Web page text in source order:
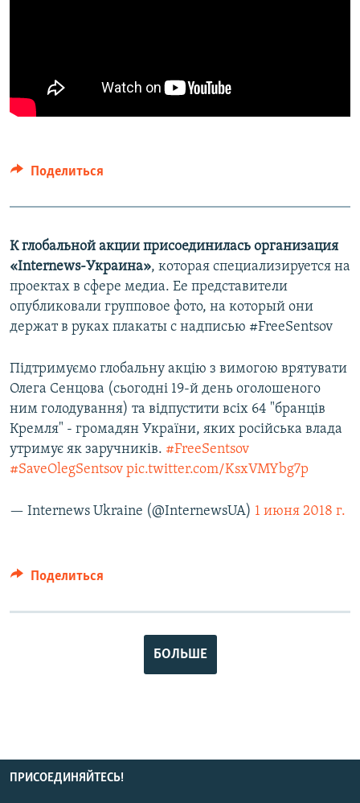
Поделиться
К глобальной акции присоединилась организация
«Internews-Украина», которая специализируется на
проектах в сфере медиа. Ее представители
опубликовали групповое фото, на который они
держат в руках плакаты с надписью #FreeSentsov
Підтримуємо глобальну акцію з вимогою врятувати
Олега Сенцова (сьогодні 19-й день оголошеного
ним голодування) та відпустити всіх 64 "бранців
Кремля" - громадян України, яких російська влада
утримує як заручників. #FreeSentsov
#SaveOlegSentsov pic.twitter.com/KsxVMYbg7p
— Internews Ukraine (@InternewsUA) 1 июня 2018 г.
Поделиться
БОЛЬШЕ
ПРИСОЕДИНЯЙТЕСЬ!